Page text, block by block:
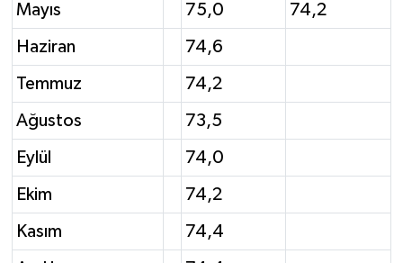
Mayıs 75,0 74,2
Haziran 74,6
Temmuz 74,2
Ağustos 73,5
Eylül 74,0
Ekim 74,2
Kasım 74,4